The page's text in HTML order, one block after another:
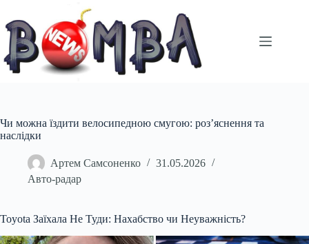
вмісту
Чи можна їздити велосипедною смугою: роз’яснення та
наслідки
Артем Самсоненко
31.05.2026
Авто-радар
Toyota Заїхала Не Туди: Нахабство чи Неуважність?